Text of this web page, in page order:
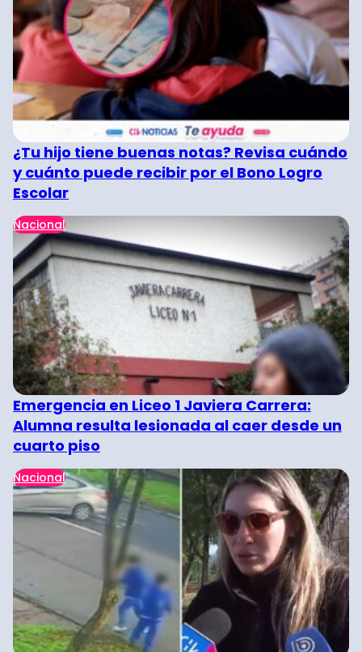
¿Tu hijo tiene buenas notas? Revisa cuándo
y cuánto puede recibir por el Bono Logro
Escolar
Nacional
Emergencia en Liceo 1 Javiera Carrera:
Alumna resulta lesionada al caer desde un
cuarto piso
Nacional